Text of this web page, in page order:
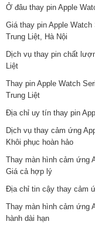
Ở đâu thay pin Apple
Giá thay pin Apple
Trung Liệt, Hà Nội
Dịch vụ thay pin chất
Liệt
Thay pin Apple Watch
Trung Liệt
Địa chỉ uy tín thay pin
Dịch vụ thay cảm ứng
Khôi phục hoàn hảo
Thay màn hình cảm ứng
Giá cả hợp lý
Địa chỉ tin cậy thay cảm
Thay màn hình cảm ứng
hành dài hạn